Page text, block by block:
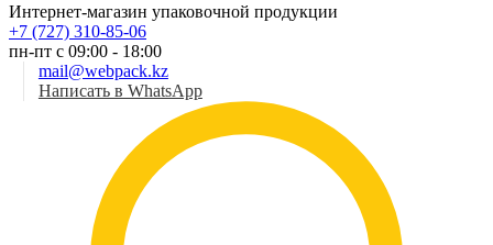
Интернет-магазин упаковочной продукции
+7 (727) 310-85-06
пн-пт с 09:00 - 18:00
mail@webpack.kz
Написать в WhatsApp